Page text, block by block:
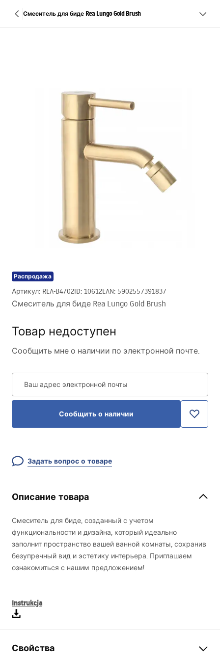
Смеситель для биде Rea Lungo Gold Brush
Распродажа
Артикул: REA-B4702ID: 10612EAN: 5902557391837
Смеситель для биде Rea Lungo Gold Brush
Товар недоступен
Сообщить мне о наличии по электронной почте.
Ваш адрес электронной почты
Сообщить о наличии
Задать вопрос о товаре
Описание товара
Смеситель для биде, созданный с учетом
функциональности и дизайна, который идеально
заполнит пространство вашей ванной комнаты, сохранив
безупречный вид и эстетику интерьера. Приглашаем
ознакомиться с нашим предложением!
Instrukcja
Свойства